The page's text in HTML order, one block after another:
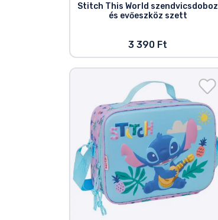
Stitch This World szendvicsdoboz
és evőeszköz szett
3 390 Ft